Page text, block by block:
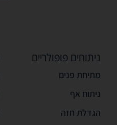
ניתוחים פופולריים
מתיחת פנים
ניתוח אף
הגדלת חזה